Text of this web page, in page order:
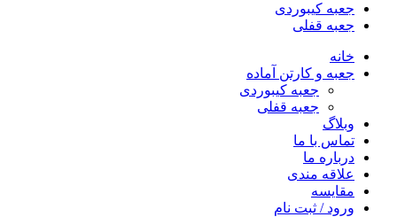
جعبه کیبوردی
جعبه قفلی
خانه
جعبه و کارتن آماده
جعبه کیبوردی
جعبه قفلی
وبلاگ
تماس با ما
درباره ما
علاقه مندی
مقایسه
ورود / ثبت نام